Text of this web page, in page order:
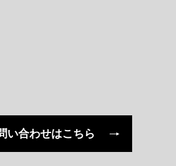
い合わせはこちら